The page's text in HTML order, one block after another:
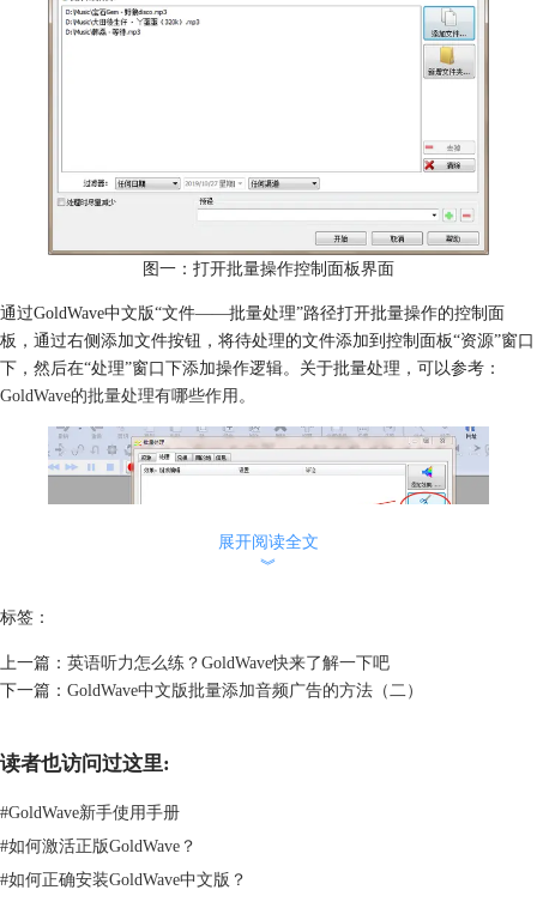
图一：打开批量操作控制面板界面
通过GoldWave中文版“文件——批量处理”路径打开批量操作的控制面
板，通过右侧添加文件按钮，将待处理的文件添加到控制面板“资源”窗口
下，然后在“处理”窗口下添加操作逻辑。关于批量处理，可以参考：
GoldWave的批量处理有哪些作用 。
图二：制作操作逻辑界面
是添加“效果”，而是添加“编辑”。通过编辑逻辑来制作效果。打开“添加
需进行设置。
展开阅读全文
︾
标签：
上一篇： 英语听力怎么练？GoldWave快来了解一下吧
下一篇： GoldWave中文版批量添加音频广告的方法（二）
读者也访问过这里:
#GoldWave新手使用手册
#如何激活正版GoldWave？
#如何正确安装GoldWave中文版？